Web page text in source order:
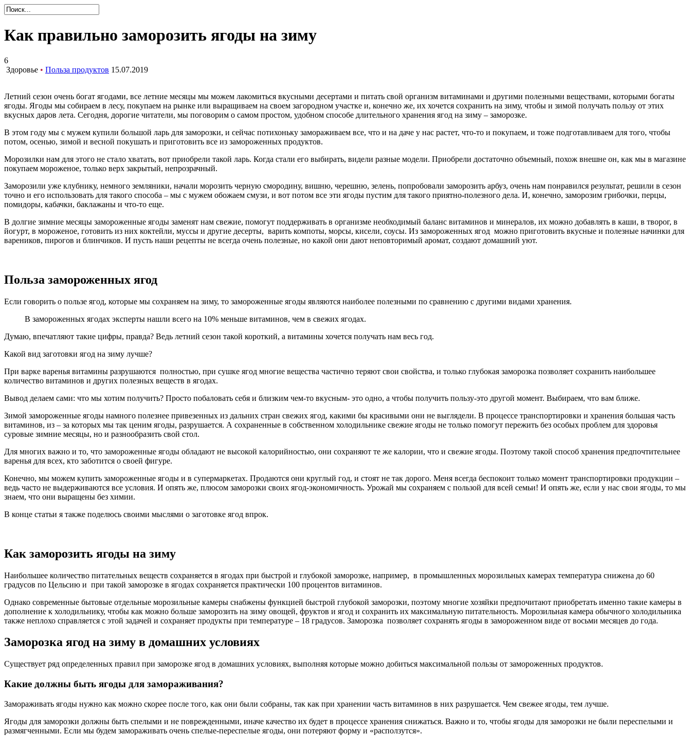
Как правильно заморозить ягоды на зиму
6
Здоровье • Польза продуктов 15.07.2019
Летний сезон очень богат ягодами, все летние месяцы мы можем лакомиться вкусными десертами и питать свой организм витаминами и другими полезными веществами, которыми богаты
ягоды. Ягоды мы собираем в лесу, покупаем на рынке или выращиваем на своем загородном участке и, конечно же, их хочется сохранить на зиму, чтобы и зимой получать пользу от этих
вкусных даров лета. Сегодня, дорогие читатели, мы поговорим о самом простом, удобном способе длительного хранения ягод на зиму – заморозке.
В этом году мы с мужем купили большой ларь для заморозки, и сейчас потихоньку замораживаем все, что и на даче у нас растет, что-то и покупаем, и тоже подготавливаем для того, чтобы
потом, осенью, зимой и весной покушать и приготовить все из замороженных продуктов.
Морозилки нам для этого не стало хватать, вот приобрели такой ларь. Когда стали его выбирать, видели разные модели. Приобрели достаточно объемный, похож внешне он, как мы в магазине
покупаем мороженое, только верх закрытый, непрозрачный.
Заморозили уже клубнику, немного земляники, начали морозить черную смородину, вишню, черешню, зелень, попробовали заморозить арбуз, очень нам понравился результат, решили в сезон
точно и его использовать для такого способа – мы с мужем обожаем смузи, и вот потом все эти ягоды пустим для такого приятно-полезного дела. И, конечно, заморозим грибочки, перцы,
помидоры, кабачки, баклажаны и что-то еще.
В долгие зимние месяцы замороженные ягоды заменят нам свежие, помогут поддерживать в организме необходимый баланс витаминов и минералов, их можно добавлять в каши, в творог, в
йогурт, в мороженое, готовить из них коктейли, муссы и другие десерты, варить компоты, морсы, кисели, соусы. Из замороженных ягод можно приготовить вкусные и полезные начинки для
вареников, пирогов и блинчиков. И пусть наши рецепты не всегда очень полезные, но какой они дают неповторимый аромат, создают домашний уют.
Польза замороженных ягод
Если говорить о пользе ягод, которые мы сохраняем на зиму, то замороженные ягоды являются наиболее полезными по сравнению с другими видами хранения.
В замороженных ягодах эксперты нашли всего на 10% меньше витаминов, чем в свежих ягодах.
Думаю, впечатляют такие цифры, правда? Ведь летний сезон такой короткий, а витамины хочется получать нам весь год.
Какой вид заготовки ягод на зиму лучше?
При варке варенья витамины разрушаются полностью, при сушке ягод многие вещества частично теряют свои свойства, и только глубокая заморозка позволяет сохранить наибольшее
количество витаминов и других полезных веществ в ягодах.
Вывод делаем сами: что мы хотим получить? Просто побаловать себя и близким чем-то вкусным- это одно, а чтобы получить пользу-это другой момент. Выбираем, что вам ближе.
Зимой замороженные ягоды намного полезнее привезенных из дальних стран свежих ягод, какими бы красивыми они не выглядели. В процессе транспортировки и хранения большая часть
витаминов, из – за которых мы так ценим ягоды, разрушается. А сохраненные в собственном холодильнике свежие ягоды не только помогут пережить без особых проблем для здоровья
суровые зимние месяцы, но и разнообразить свой стол.
Для многих важно и то, что замороженные ягоды обладают не высокой калорийностью, они сохраняют те же калории, что и свежие ягоды. Поэтому такой способ хранения предпочтительнее
варенья для всех, кто заботится о своей фигуре.
Конечно, мы можем купить замороженные ягоды и в супермаркетах. Продаются они круглый год, и стоят не так дорого. Меня всегда беспокоит только момент транспортировки продукции –
ведь часто не выдерживаются все условия. И опять же, плюсом заморозки своих ягод-экономичность. Урожай мы сохраняем с пользой для всей семьи! И опять же, если у нас свои ягоды, то мы
знаем, что они выращены без химии.
В конце статьи я также поделюсь своими мыслями о заготовке ягод впрок.
Как заморозить ягоды на зиму
Наибольшее количество питательных веществ сохраняется в ягодах при быстрой и глубокой заморозке, например, в промышленных морозильных камерах температура снижена до 60
градусов по Цельсию и при такой заморозке в ягодах сохраняется практически 100 процентов витаминов.
Однако современные бытовые отдельные морозильные камеры снабжены функцией быстрой глубокой заморозки, поэтому многие хозяйки предпочитают приобретать именно такие камеры в
дополнение к холодильнику, чтобы как можно больше заморозить на зиму овощей, фруктов и ягод и сохранить их максимальную питательность. Морозильная камера обычного холодильника
также неплохо справляется с этой задачей и сохраняет продукты при температуре – 18 градусов. Заморозка позволяет сохранять ягоды в замороженном виде от восьми месяцев до года.
Заморозка ягод на зиму в домашних условиях
Существует ряд определенных правил при заморозке ягод в домашних условиях, выполняя которые можно добиться максимальной пользы от замороженных продуктов.
Какие должны быть ягоды для замораживания?
Замораживать ягоды нужно как можно скорее после того, как они были собраны, так как при хранении часть витаминов в них разрушается. Чем свежее ягоды, тем лучше.
Ягоды для заморозки должны быть спелыми и не поврежденными, иначе качество их будет в процессе хранения снижаться. Важно и то, чтобы ягоды для заморозки не были переспелыми и
размягченными. Если мы будем замораживать очень спелые-переспелые ягоды, они потеряют форму и «расползутся».